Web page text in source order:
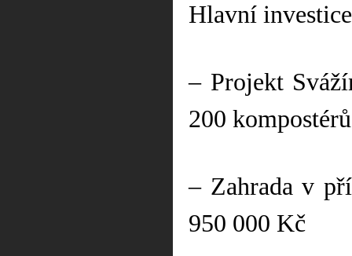
Hlavní
– Projekt
200
– Zahrada v
950 000 Kč